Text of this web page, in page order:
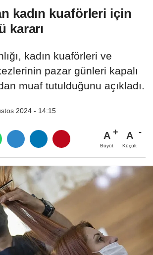
kadın kuaförleri için
kararı
kadın kuaförleri ve
pazar günleri kapalı
muaf tutulduğunu açıkladı.
2024 - 14:15
A
Büyüt
A
Küçült